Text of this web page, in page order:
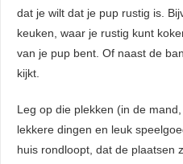
dat je wilt dat je pup rustig is.
keuken, waar je rustig kunt
van je pup bent. Of naast de
kijkt.
Leg op die plekken (in de
lekkere dingen en leuk
huis rondloopt, dat de plaatsen